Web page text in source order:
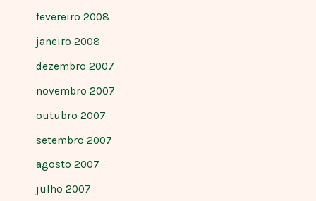
fevereiro 2008
janeiro 2008
dezembro 2007
novembro 2007
outubro 2007
setembro 2007
agosto 2007
julho 2007